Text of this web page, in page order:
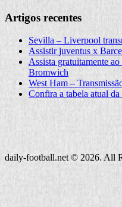
Artigos recentes
Sevilla – Liverpool
Assistir juventus x
Assista gratuitamente
Bromwich
West Ham –
Confira a tabela atual
daily-football.net © 2026. All